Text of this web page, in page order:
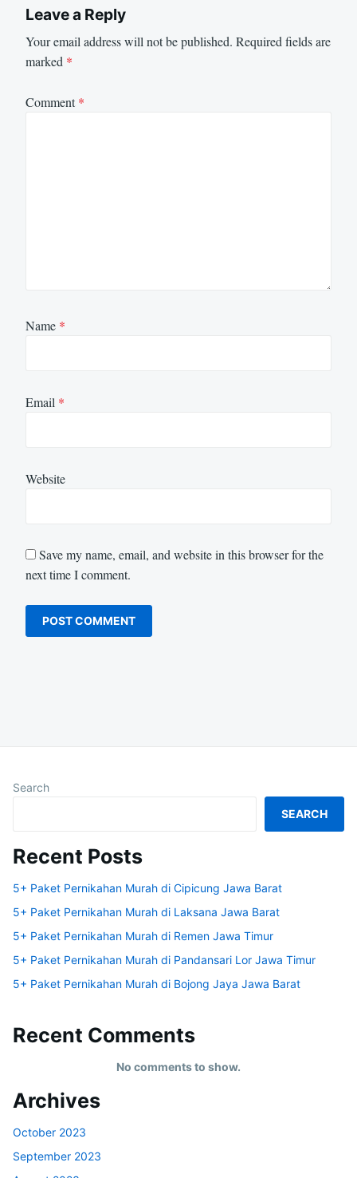
Leave a Reply
Your email address will not be published. Required fields are
marked *
Comment*
Name *
Email *
Website
Save my name, email, and website in this browser for the
next time I comment.
Search
SEARCH
Recent Posts
5+ Paket Pernikahan Murah di Cipicung Jawa Barat
5+ Paket Pernikahan Murah di Laksana Jawa Barat
5+ Paket Pernikahan Murah di Remen Jawa Timur
5+ Paket Pernikahan Murah di Pandansari Lor Jawa Timur
5+ Paket Pernikahan Murah di Bojong Jaya Jawa Barat
Recent Comments
No comments to show.
Archives
October 2023
September 2023